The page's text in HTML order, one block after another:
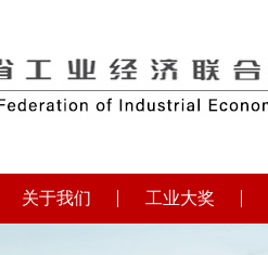
关于我们 工业大奖